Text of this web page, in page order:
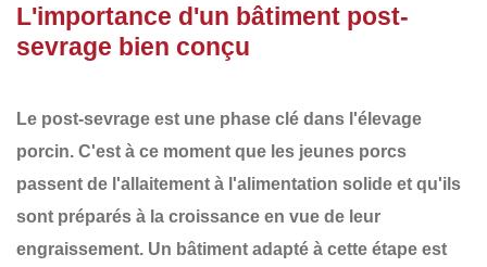
L'importance d'un bâtiment post-
sevrage bien conçu
Le post-sevrage est une phase clé dans l'élevage
porcin. C'est à ce moment que les jeunes porcs
passent de l'allaitement à l'alimentation solide et qu'ils
sont préparés à la croissance en vue de leur
engraissement. Un bâtiment adapté à cette étape est